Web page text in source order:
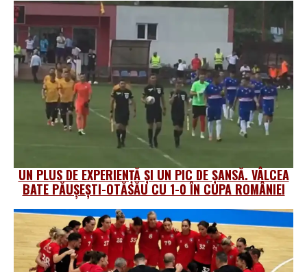
UN PLUS DE EXPERIENȚĂ ȘI UN PIC DE ȘANSĂ. VÂLCEA
BATE PĂUȘEȘTI-OTĂSĂU CU 1-0 ÎN CUPA ROMÂNIEI